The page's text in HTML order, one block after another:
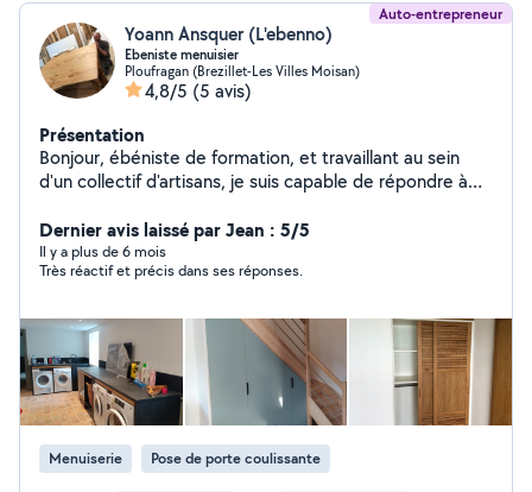
Auto-entrepreneur
Yoann Ansquer (L'ebenno)
Ebeniste menuisier
Ploufragan (Brezillet-Les Villes Moisan)
4,8/5 (5 avis)
Présentation
Bonjour, ébéniste de formation, et travaillant au sein
d'un collectif d'artisans, je suis capable de répondre à
agencement sur-mesures avec des exigences
particulières. N'hésitez pas à me contacter pour définir
et préciser ensemble votre projet.
Dernier avis laissé par Jean : 5/5
Il y a plus de 6 mois
Très réactif et précis dans ses réponses.
Menuiserie Pose de porte coulissante